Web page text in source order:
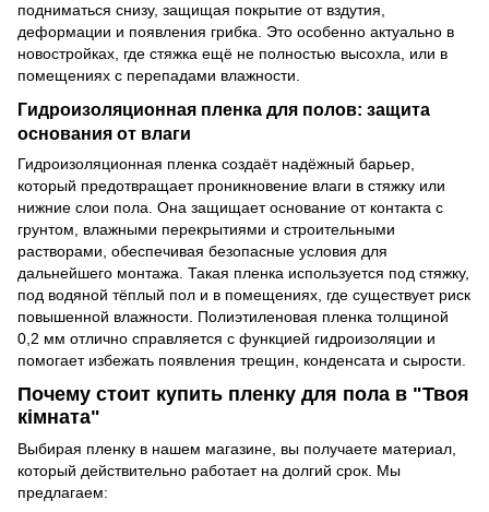
подниматься снизу, защищая покрытие от вздутия,
деформации и появления грибка. Это особенно актуально в
новостройках, где стяжка ещё не полностью высохла, или в
помещениях с перепадами влажности.
Гидроизоляционная пленка для полов: защита
основания от влаги
Гидроизоляционная пленка создаёт надёжный барьер,
который предотвращает проникновение влаги в стяжку или
нижние слои пола. Она защищает основание от контакта с
грунтом, влажными перекрытиями и строительными
растворами, обеспечивая безопасные условия для
дальнейшего монтажа. Такая пленка используется под стяжку,
под водяной тёплый пол и в помещениях, где существует риск
повышенной влажности. Полиэтиленовая пленка толщиной
0,2 мм отлично справляется с функцией гидроизоляции и
помогает избежать появления трещин, конденсата и сырости.
Почему стоит купить пленку для пола в "Твоя
кімната"
Выбирая пленку в нашем магазине, вы получаете материал,
который действительно работает на долгий срок. Мы
предлагаем: